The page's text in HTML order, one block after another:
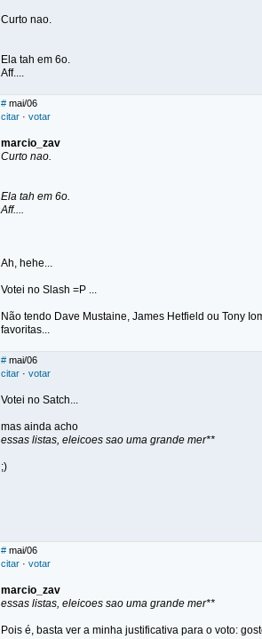
Curto nao.
Ela tah em 6o.
Aff....
# mai/06
citar · votar
marcio_zav
Curto nao.
Ela tah em 6o.
Aff....
Ah, hehe...
Votei no Slash =P ...
Não tendo Dave Mustaine, James Hetfield ou Tony
favoritas...
# mai/06
citar · votar
Votei no Satch...
mas ainda acho
essas listas, eleicoes sao uma grande mer**
;)
# mai/06
citar · votar
marcio_zav
essas listas, eleicoes sao uma grande mer**
Pois é, basta ver a minha justificativa para o voto: